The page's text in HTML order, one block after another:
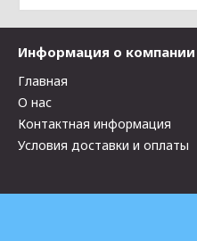
Информация о компании
Главная
О нас
Контактная информация
Условия доставки и оплаты